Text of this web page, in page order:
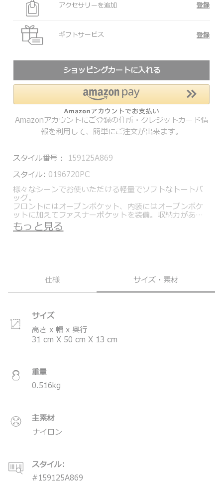
アクセサリーを追加 登録
ギフトサービス 登録
ショッピングカートに入れる
Amazonアカウントにご登録の住所・クレジットカード情
報を利用して、簡単にご注文が出来ます。
スタイル番号： 159125A869
スタイル: 0196720PC
様々なシーンでお使いただける軽量でソフトなトートバ
ッグ。
フロントにはオープンポケット、内装にはオープンポケ
ットに加えてファスナーポケットを装備。収納力があ
り、デイリーユースに最適です。
レザー製のショルダーストラップは、バッグトップから
ド・ア・バッグ・スリーブを装備していますので出張や
旅行の際にも活躍するアイテムです。
「ピンク クレイ」カラーは、地中海の陽光を浴びたテラ
たかみのあるアースカラーです。自然で落ち着いたトー
ンが、海沿いの村々やゆるやかに続く丘の、変わらない
美しさを表現しています。
トゥミのこだわりの品質、耐久性を備えながらも、現在
バックパックやトート、デイリー使いのデイバッグ、ト
ラベルアイテムまで汎用性の高いアイテムを多数取り揃
えたコレクションです。
＊製品の仕様は予告なく変更する場合があります。
もっと見る
仕様 サイズ・素材
サイズ
高さ x 幅 x 奥行
31 cm X 50 cm X 13 cm
重量
0.516kg
主素材
ナイロン
スタイル:
#159125A869